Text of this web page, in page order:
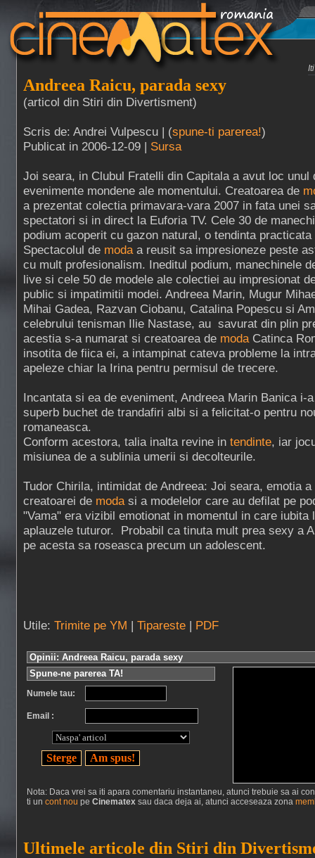
Andreea Raicu, parada sexy
(articol din Stiri din Divertisment)
Scris de: Andrei Vulpescu | (spune-ti parerea!)
Publicat in 2006-12-09 | Sursa
Joi seara, in Clubul Fratelli din Capitala a avut loc unul
evenimente mondene ale momentului. Creatoarea de
a prezentat colectia primavara-vara 2007 in fata unei
spectatori si in direct la Euforia TV. Cele 30 de
podium acoperit cu gazon natural, o tendinta
Spectacolul de modaa reusit sa impresioneze peste
cu mult profesionalism. Ineditul podium, manechinele
live si cele 50 de modele ale colectiei au impresionat
public si impatimitii modei. Andreea Marin, Mugur
Mihai Gadea, Razvan Ciobanu, Catalina Popescu si
celebrului tenisman Ilie Nastase, au savurat din plin
acestia s-a numarat si creatoarea de modaCatinca
insotita de fiica ei, a intampinat cateva probleme la
apeleze chiar la Irina pentru permisul de trecere.
Incantata si ea de eveniment, Andreea Marin Banica i-
superb buchet de trandafiri albi si a felicitat-o pentru
romaneasca.
Conform acestora, talia inalta revine in tendinte, iar
misiunea de a sublinia umerii si decolteurile.
Tudor Chirila, intimidat de Andreea: Joi seara, emotia
creatoarei de modasi a modelelor care au defilat pe
"Vama" era vizibil emotionat in momentul in care iubita
aplauzele tuturor. Probabil ca tinuta mult prea sexy a
pe acesta sa roseasca precum un adolescent.
Utile: Trimite pe YM | Tipareste | PDF
Opinii: Andreea Raicu, parada sexy
Spune-ne parerea TA!
Numele tau:
Email :
Nota: Daca vrei sa iti apara comentariu instantaneu, atunci trebuie sa ai
ti un cont nou pe Cinematex sau daca deja ai, atunci acceseaza zona
Ultimele articole din Stiri din